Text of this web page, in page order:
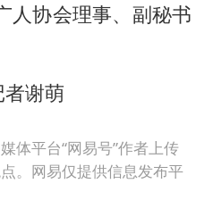
协会理事、副秘书
谢萌
体平台“网易号”作者上传
。网易仅提供信息发布平